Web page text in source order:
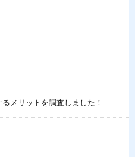
メリットを調査しました！